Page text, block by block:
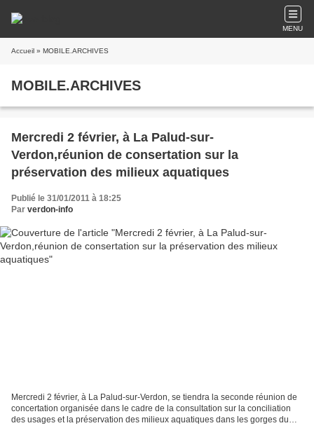
MENU
Accueil » MOBILE.ARCHIVES
MOBILE.ARCHIVES
Mercredi 2 février, à La Palud-sur-
Verdon,réunion de consertation sur la
préservation des milieux aquatiques
Publié le 31/01/2011 à 18:25
Par verdon-info
Mercredi 2 février, à La Palud-sur-Verdon, se tiendra la seconde réunion de
concertation organisée dans le cadre de la consultation sur la conciliation
des usages et la préservation des milieux aquatiques dans les gorges du